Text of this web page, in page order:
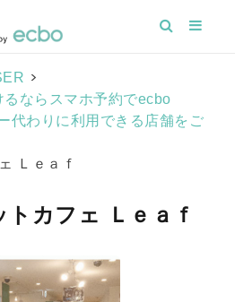
>
ならスマホ予約でecbo
代わりに利用できる店舗をご
Ｌｅａｆ
カフェ Ｌｅａｆ